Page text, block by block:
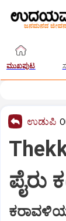
ಮುಖಪುಟ
ಉಡುಪಿ
ಪೈರು